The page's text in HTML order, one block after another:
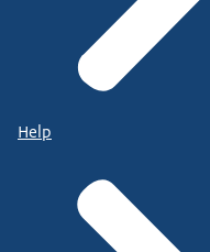
Help